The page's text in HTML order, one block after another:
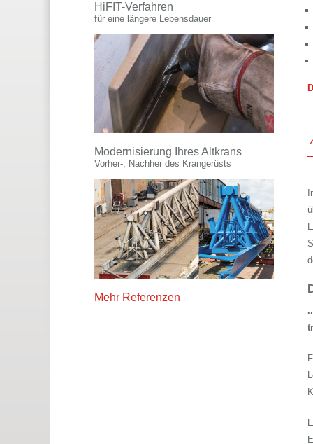
HiFIT-Verfahren
für eine längere Lebensdauer
Modernisierung Ihres Altkrans
Vorher-, Nachher des Krangerüsts
Mehr Referenzen